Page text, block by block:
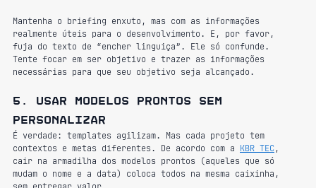
Mantenha o briefing enxuto, mas com as informações
realmente úteis para o desenvolvimento. E, por favor,
fuja do texto de “encher linguiça”. Ele só confunde.
Tente focar em ser objetivo e trazer as informações
necessárias para que seu objetivo seja alcançado.
5. Usar modelos prontos sem
personalizar
É verdade: templates agilizam. Mas cada projeto tem
contextos e metas diferentes. De acordo com a KBR TEC ,
cair na armadilha dos modelos prontos (aqueles que só
mudam o nome e a data) coloca todos na mesma caixinha,